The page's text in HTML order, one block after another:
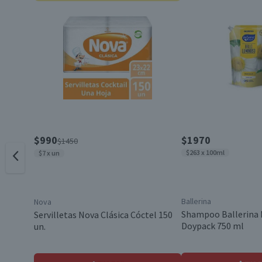
Contenido
Garantía Mínima Legal
$990$1450
$7 x un
Nova
Servilletas Nova Clásica Cóctel 150
un.
$1970
$263 x 100ml
Ballerina
Shampoo Ballerina
Doypack 750 ml